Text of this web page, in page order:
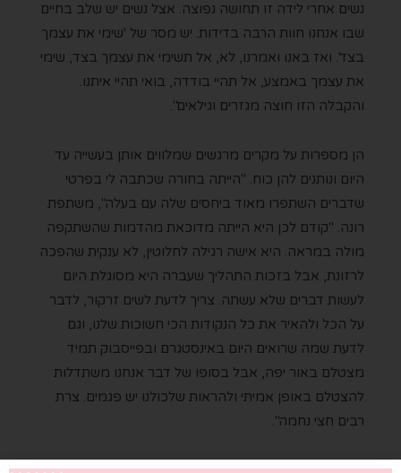
נשים אחרי לידה זו תחושה נפוצה. אצל נשים יש שלב בחיים
שבו אנחנו חוות הרבה בדידות. יש מסר של 'שימי את עצמך
בצד'. ואז באנו ואמרנו, לא, אל תשימי את עצמך בצד, שימי
את עצמך באמצע, אל תהיי בודדה, בואי תהיי איתנו.
והקבלה הזו חוצה מגזרים וגילאים".
הן מספרות על מקרים מרגשים שמלווים אותן בעשייה עד
היום ונותנים להן כוח. "הייתה בחורה שכתבה לי בפרטי
שדברים השתפרו מאוד ביחסים שלה עם בעלה", משתפת
רונה. "קודם לכן היא הייתה מדוכאת מהדמות שהשתקפה
מולה במראה. היא אישה רגילה לחלוטין, לא ענקית שהפכה
לרזונת, אבל בזכות התהליך שעברה היא מסוגלת היום
לעשות דברים שלא עשתה. צריך לדעת לשים זרקור, לדבר
על הכל ולהאיר את כל הנקודות הכי חשוכות שלנו, וגם
לדעת שמה שרואים היום באינסטגרם ובפייסבוק תמיד
מצטלם באור יפה, אבל בסופו של דבר אנחנו משתדלות
להצטלם באופן אמיתי ולהראות שלכולנו יש פגמים. צרת
רבים חצי נחמה".